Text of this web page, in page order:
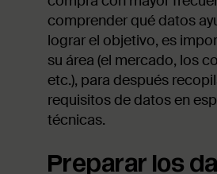
comprender qué datos
lograr el objetivo, es
su área (el mercado, los
etc.), para después
requisitos de datos en
técnicas.
Preparar los